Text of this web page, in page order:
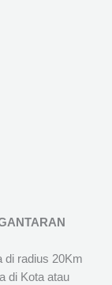
di radius 20Km
di Kota atau